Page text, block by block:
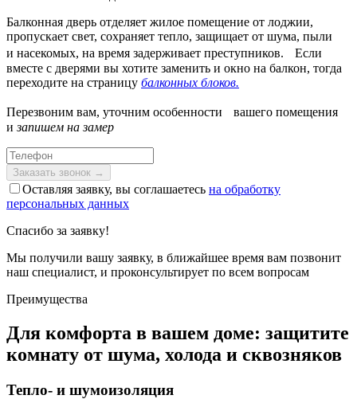
Балконная дверь отделяет жилое помещение от лоджии,
пропускает свет, сохраняет тепло, защищает от шума, пыли
и насекомых, на время задерживает преступников. Если
вместе с дверями вы хотите заменить и окно на балкон, тогда
переходите на страницу балконных блоков.
Перезвоним вам, уточним особенности вашего помещения
изапишем на замер
Оставляя заявку, вы соглашаетесь на обработку
персональных данных
Спасибо за заявку!
Мы получили вашу заявку, в ближайшее время вам позвонит
наш специалист, и проконсультирует по всем вопросам
Преимущества
Для комфорта в вашем доме: защитите
комнату от шума, холода и сквозняков
Тепло- и шумоизоляция